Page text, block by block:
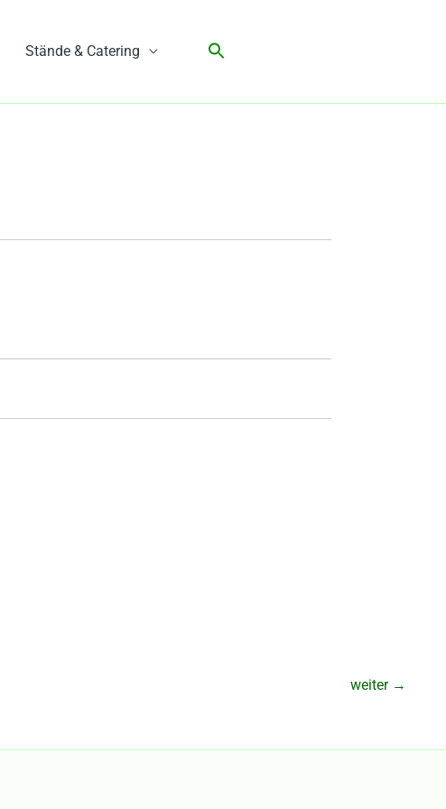
Stände & Catering
weiter →